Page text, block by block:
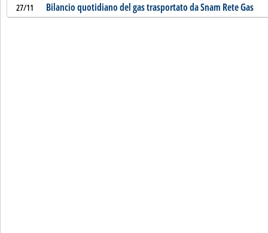
27/11 Bilancio quotidiano del gas trasportato da Snam Rete Gas